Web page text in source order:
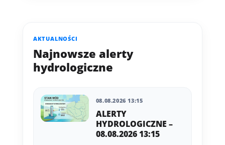
AKTUALNOŚCI
Najnowsze alerty
hydrologiczne
08.08.2026 13:15
ALERTY
HYDROLOGICZNE –
08.08.2026 13:15